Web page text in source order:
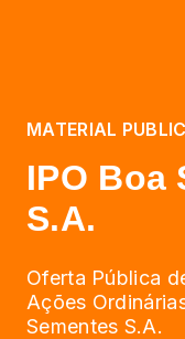
MATERIAL
IPO Boa
S.A.
Oferta Pública
Ações
Sementes S.A.